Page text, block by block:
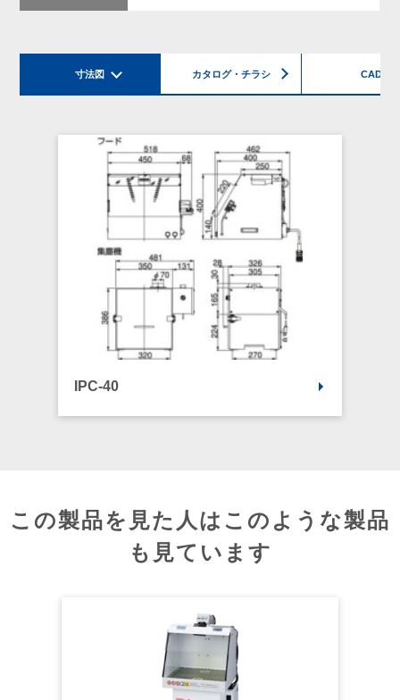
寸法図 カタログ・チラシ CAD
IPC-40
この製品を見た人はこのような製品
も見ています